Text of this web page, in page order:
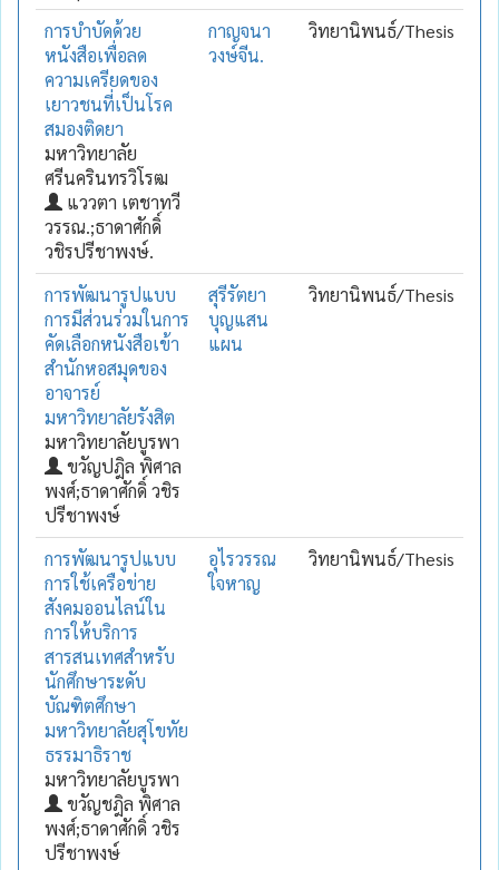
การบำบัดด้วย
หนังสือเพื่อลด
ความเครียดของ
เยาวชนที่เป็นโรค
สมองติดยา
มหาวิทยาลัย
ศรีนครินทรวิโรฒ
แววตา เตชาทวี
วรรณ.;ธาดาศักดิ์
วชิรปรีชาพงษ์.
กาญจนา
วงษ์จีน.
วิทยานิพนธ์/Thesis
การพัฒนารูปแบบ
การมีส่วนร่วมในการ
คัดเลือกหนังสือเข้า
สำนักหอสมุดของ
อาจารย์
มหาวิทยาลัยรังสิต
มหาวิทยาลัยบูรพา
ขวัญปฎิล พิศาล
พงศ์;ธาดาศักดิ์ วชิร
ปรีชาพงษ์
สุรีรัตยา
บุญแสน
แผน
วิทยานิพนธ์/Thesis
การพัฒนารูปแบบ
การใช้เครือข่าย
สังคมออนไลน์ใน
การให้บริการ
สารสนเทศสำหรับ
นักศึกษาระดับ
บัณฑิตศึกษา
มหาวิทยาลัยสุโขทัย
ธรรมาธิราช
มหาวิทยาลัยบูรพา
ขวัญชฎิล พิศาล
พงศ์;ธาดาศักดิ์ วชิร
ปรีชาพงษ์
อุไรวรรณ
ใจหาญ
วิทยานิพนธ์/Thesis